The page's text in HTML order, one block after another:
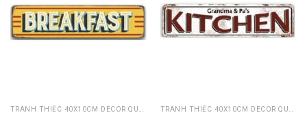
TRANH THIẾC 40X10CM DECOR QUÁN CAFE, BAR CLUB, CẦU THANG TRANH THIẾC 40X10CM DECOR QUÁN CAFE, BAR CLUB, CẦU THANG